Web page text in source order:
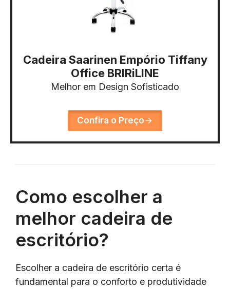
Cadeira Saarinen Empório Tiffany
Office BRIRiLINE
Melhor em Design Sofisticado
Confira o Preço
Como escolher a
melhor cadeira de
escritório?
Escolher a cadeira de escritório certa é
fundamental para o conforto e produtividade